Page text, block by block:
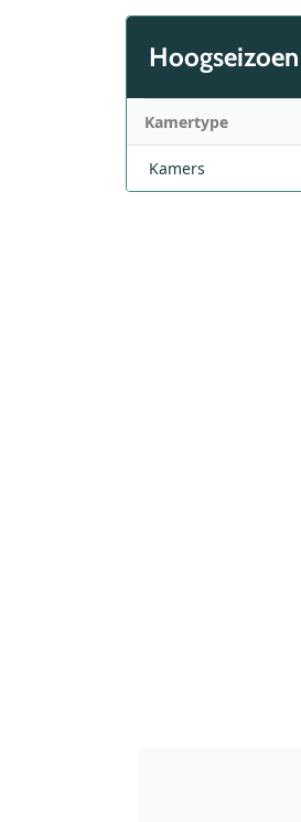
Hoogseizoen
Kamertype
Kamers